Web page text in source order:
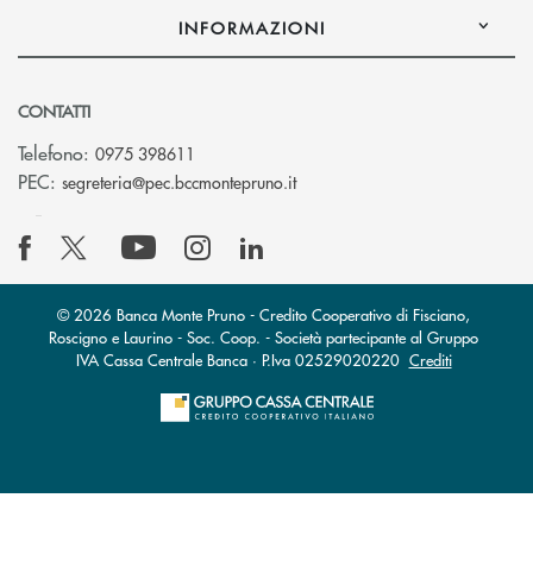
INFORMAZIONI
CONTATTI
Telefono: 0975 398611
PEC: segreteria@pec.bccmontepruno.it(si apre l’app di posta
© 2026 Banca Monte Pruno - Credito Cooperativo di Fisciano,
Roscigno e Laurino - Soc. Coop. - Società partecipante al Gruppo
IVA Cassa Centrale Banca · P.Iva 02529020220 Crediti